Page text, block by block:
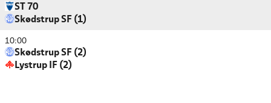
ST 70
Skødstrup SF (1)
10:00
Skødstrup SF (2)
Lystrup IF (2)